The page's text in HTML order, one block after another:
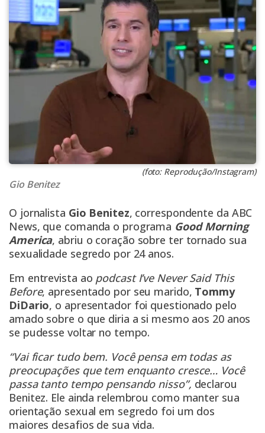
(foto: Reprodução/Instagram)
Gio Benitez
O jornalista Gio Benitez, correspondente da ABC
News, que comanda o programa Good Morning
America, abriu o coração sobre ter tornado sua
sexualidade segredo por 24 anos.
Em entrevista ao podcast I’ve Never Said This
Before, apresentado por seu marido, Tommy
DiDario, o apresentador foi questionado pelo
amado sobre o que diria a si mesmo aos 20 anos
se pudesse voltar no tempo.
“Vai ficar tudo bem. Você pensa em todas as
preocupações que tem enquanto cresce… Você
passa tanto tempo pensando nisso”, declarou
Benitez. Ele ainda relembrou como manter sua
orientação sexual em segredo foi um dos
maiores desafios de sua vida.